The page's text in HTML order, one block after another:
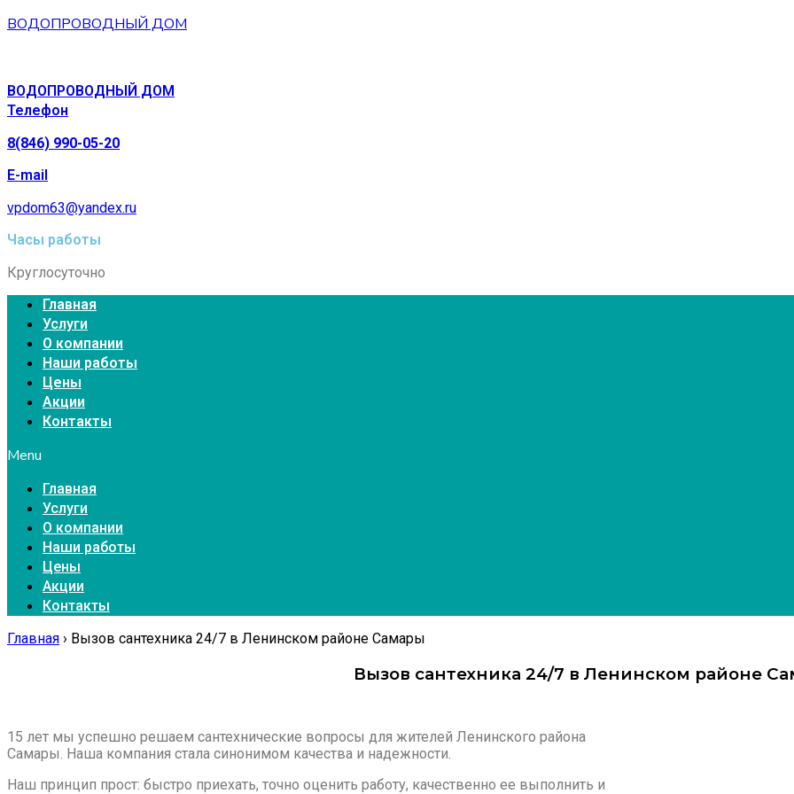
ВОДОПРОВОДНЫЙ ДОМ
ВОДОПРОВОДНЫЙ ДОМ
Телефон
8(846) 990-05-20
E-mail
vpdom63@yandex.ru
Часы работы
Круглосуточно
Главная
Услуги
О компании
Наши работы
Цены
Акции
Контакты
Menu
Главная
Услуги
О компании
Наши работы
Цены
Акции
Контакты
Главная › Вызов сантехника 24/7 в Ленинском районе Самары
Вызов сантехника 24/7 в Ленинском районе
15 лет мы успешно решаем сантехнические вопросы для жителей Ленинского района
Самары. Наша компания стала синонимом качества и надежности.
Наш принцип прост: быстро приехать, точно оценить работу, качественно ее выполнить и